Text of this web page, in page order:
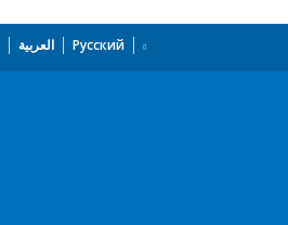
العربية Русский